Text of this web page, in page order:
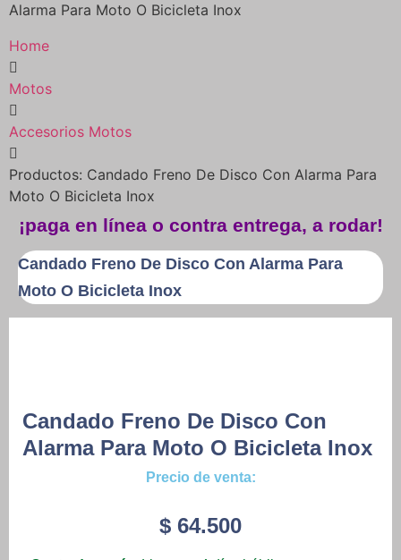
Alarma Para Moto O Bicicleta Inox
Home
Motos
Accesorios Motos
Productos: Candado Freno De Disco Con Alarma Para
Moto O Bicicleta Inox
¡paga en línea o contra entrega, a rodar!
Candado Freno De Disco Con Alarma Para
Moto O Bicicleta Inox
Candado Freno De Disco Con
Alarma Para Moto O Bicicleta Inox
Precio de venta:
$ 64.500